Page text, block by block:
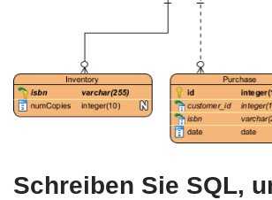
Schreiben Sie SQL,